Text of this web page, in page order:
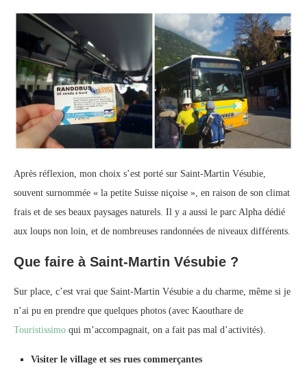
Après réflexion, mon choix s’est porté sur Saint-Martin Vésubie,
souvent surnommée « la petite Suisse niçoise », en raison de son climat
frais et de ses beaux paysages naturels. Il y a aussi le parc Alpha dédié
aux loups non loin, et de nombreuses randonnées de niveaux différents.
Que faire à Saint-Martin Vésubie ?
Sur place, c’est vrai que Saint-Martin Vésubie a du charme, même si je
n’ai pu en prendre que quelques photos (avec Kaouthare de
Touristissimo qui m’accompagnait, on a fait pas mal d’activités).
Visiter le village et ses rues commerçantes